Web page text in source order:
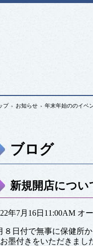
プ › お知らせ › 年末年始ののイベ
ブログ
新規開店につい
年7月16日11:00AM オ
８日付で無事に保健所
墨付きをいただきまし